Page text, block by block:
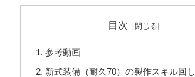
目次
参考動画
新式装備（耐久70）の製作スキル回